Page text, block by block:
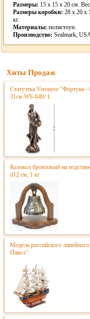
Размеры: 15 x 15 x 20 см.
Размеры коробки: 28 x 20 x
кг.
Материалы: полистоун.
Производство: Sealmark,
Хиты Продаж
Статуэтка Veronese "Фортуна
31см WS-649/ 1
Колокол бронзовый на
d12 см, 1 кг
Модель российского
Павел"